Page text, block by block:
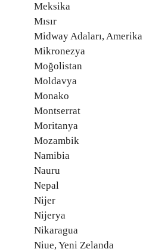
Meksika
Mısır
Midway Adaları, Amerika
Mikronezya
Moğolistan
Moldavya
Monako
Montserrat
Moritanya
Mozambik
Namibia
Nauru
Nepal
Nijer
Nijerya
Nikaragua
Niue, Yeni Zelanda